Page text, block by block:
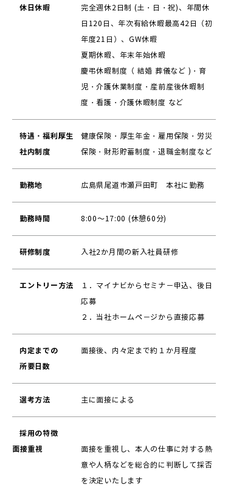
休日休暇
完全週休2日制 (土・日・祝)、年間休
日120日、年次有給休暇最高42日（初
年度21日）、GW休暇
夏期休暇、年末年始休暇
慶弔休暇制度（ 結婚 葬儀など )・育
児・介護休業制度・産前産後休暇制
度・看護・介護休暇制度 など
待遇・福利厚生
社内制度
健康保険・厚生年金・雇用保険・労災
保険・財形貯蓄制度・退職金制度など
勤務地 広島県尾道市瀬戸田町 本社に勤務
勤務時間 8:00～17:00 (休憩60分)
研修制度 入社2か月間の新入社員研修
エントリー方法
１．マイナビからセミナ－申込、後日
応募
２．当社ホームペ－ジから直接応募
内定までの
所要日数
面接後、内々定まで約１か月程度
選考方法 主に面接による
採用の特徴
面接重視
面接を重視し、本人の仕事に対する熱
意や人柄などを総合的に判断して採否
を決定いたします